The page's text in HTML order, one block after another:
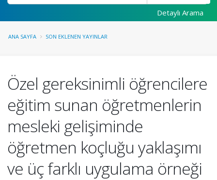
Detaylı Arama
ANA SAYFA SON EKLENEN YAYINLAR
Özel gereksinimli öğrencilere
eğitim sunan öğretmenlerin
mesleki gelişiminde
öğretmen koçluğu yaklaşımı
ve üç farklı uygulama örneği